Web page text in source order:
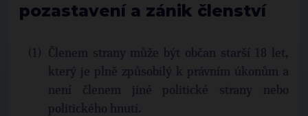
pozastavení a zánik členství
Členem strany může být občan starší 18 let,
který je plně způsobilý k právním úkonům a
není členem jiné politické strany nebo
politického hnutí.